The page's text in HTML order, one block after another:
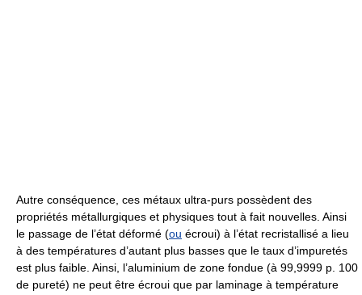
Autre conséquence, ces métaux ultra-purs possèdent des
propriétés métallurgiques et physiques tout à fait nouvelles. Ainsi
le passage de l’état déformé (ou écroui) à l’état recristallisé a lieu
à des températures d’autant plus basses que le taux d’impuretés
est plus faible. Ainsi, l’aluminium de zone fondue (à 99,9999 p. 100
de pureté) ne peut être écroui que par laminage à température